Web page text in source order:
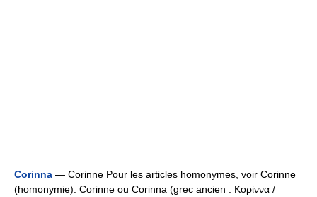
Corinna — Corinne Pour les articles homonymes, voir Corinne
(homonymie). Corinne ou Corinna (grec ancien : Κορίννα /